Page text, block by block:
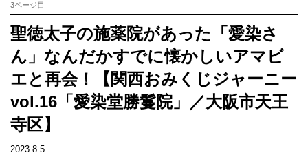
3ページ目
聖徳太子の施薬院があった「愛染さ
ん」なんだかすでに懐かしいアマビ
エと再会！【関西おみくじジャーニー
vol.16「愛染堂勝鬘院」／大阪市天王
寺区】
2023.8.5